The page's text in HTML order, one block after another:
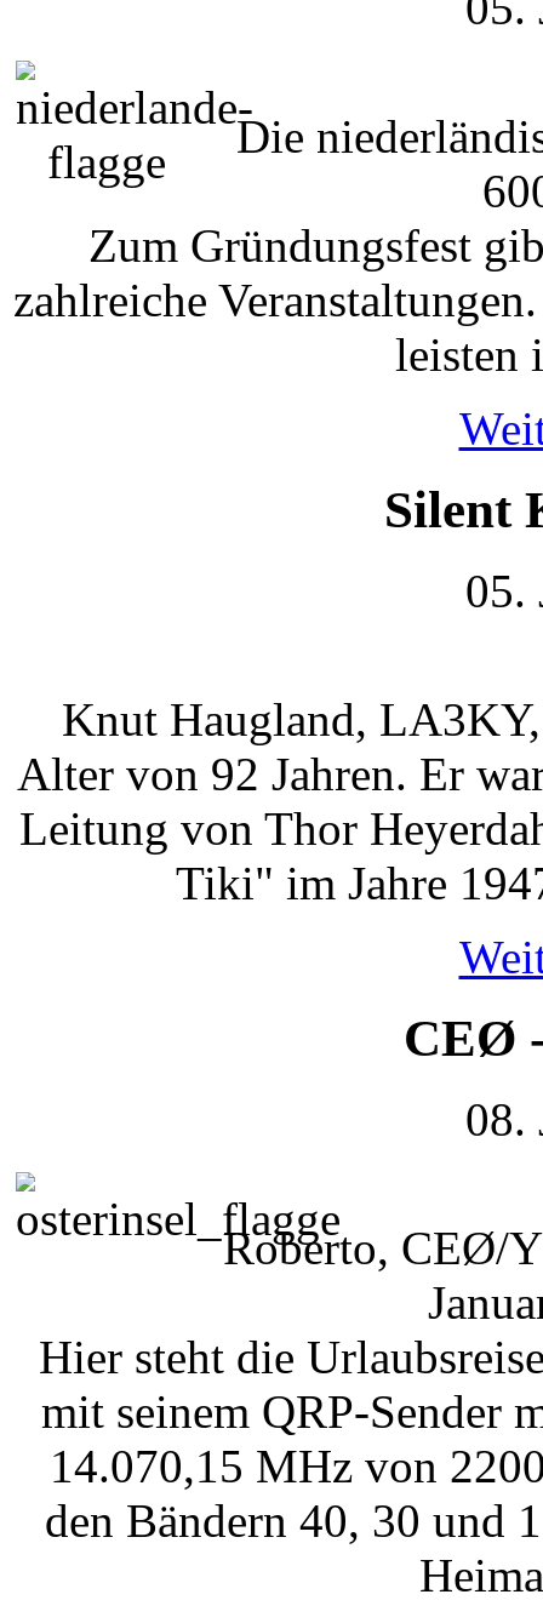
Die
Zum Gründungsfest
zahlreiche
leisten
Silent
05.
Knut Haugland,
Alter von 92 Jahren. Er
Leitung von Thor
Tiki" im Jahre
CEØ
08.
Roberto, CEØ/
Hier steht die
mit seinem QRP-Sender
14.070,15 MHz von
den Bändern 40, 30 und